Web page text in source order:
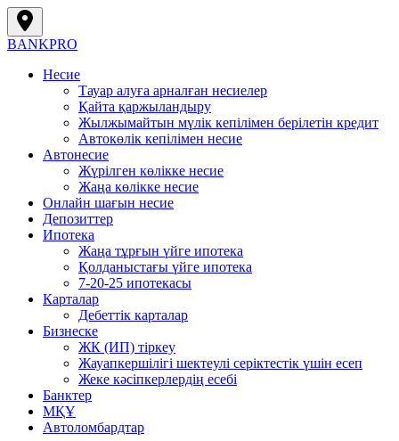
BANKPRO
Несие
Тауар алуға арналған несиелер
Қайта қаржыландыру
Жылжымайтын мүлік кепілімен берілетін кредит
Автокөлік кепілімен несие
Автонесие
Жүрілген көлікке несие
Жаңа көлікке несие
Онлайн шағын несие
Депозиттер
Ипотека
Жаңа тұрғын үйге ипотека
Қолданыстағы үйге ипотека
7-20-25 ипотекасы
Карталар
Дебеттік карталар
Бизнеске
ЖК (ИП) тіркеу
Жауапкершілігі шектеулі серіктестік үшін есеп
Жеке кәсіпкерлердің есебі
Банктер
МҚҰ
Автоломбардтар